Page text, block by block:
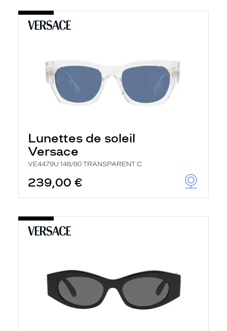
Lunettes de soleil
Versace
VE4479U 148/80 TRANSPARENT C
239,00 €